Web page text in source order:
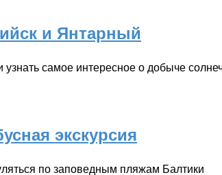
и Янтарный
самое интересное о добыче
экскурсия
по заповедным пляжам Балтики